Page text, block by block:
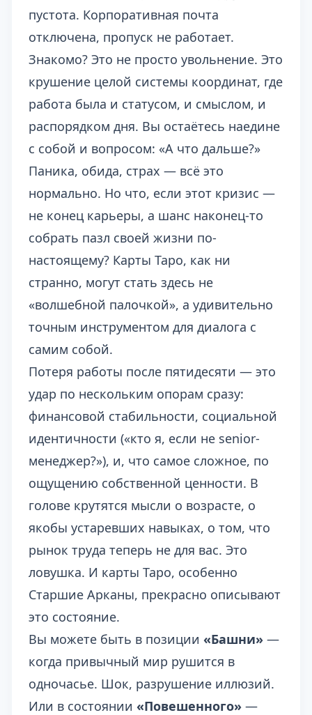
пустота. Корпоративная почта
отключена, пропуск не работает.
Знакомо? Это не просто увольнение. Это
крушение целой системы координат, где
работа была и статусом, и смыслом, и
распорядком дня. Вы остаётесь наедине
с собой и вопросом: «А что дальше?»
Паника, обида, страх — всё это
нормально. Но что, если этот кризис —
не конец карьеры, а шанс наконец-то
собрать пазл своей жизни по-
настоящему? Карты Таро, как ни
странно, могут стать здесь не
«волшебной палочкой», а удивительно
точным инструментом для диалога с
самим собой.
Потеря работы после пятидесяти — это
удар по нескольким опорам сразу:
финансовой стабильности, социальной
идентичности («кто я, если не senior-
менеджер?»), и, что самое сложное, по
ощущению собственной ценности. В
голове крутятся мысли о возрасте, о
якобы устаревших навыках, о том, что
рынок труда теперь не для вас. Это
ловушка. И карты Таро, особенно
Старшие Арканы, прекрасно описывают
это состояние.
Вы можете быть в позиции «Башни» —
когда привычный мир рушится в
одночасье. Шок, разрушение иллюзий.
Или в состоянии «Повешенного» —